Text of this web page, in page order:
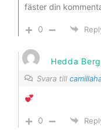
fäster din
0
Hedda Berg
Svara till
0